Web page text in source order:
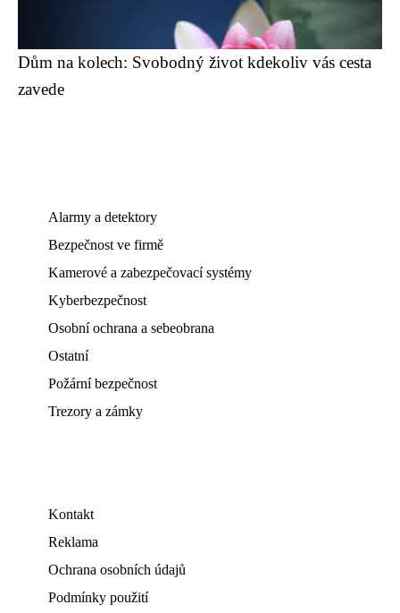
Dům na kolech: Svobodný život kdekoliv vás cesta
zavede
Alarmy a detektory
Bezpečnost ve firmě
Kamerové a zabezpečovací systémy
Kyberbezpečnost
Osobní ochrana a sebeobrana
Ostatní
Požární bezpečnost
Trezory a zámky
Kontakt
Reklama
Ochrana osobních údajů
Podmínky použití